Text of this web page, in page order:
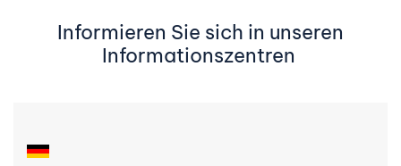
Informieren Sie sich in unseren
Informationszentren